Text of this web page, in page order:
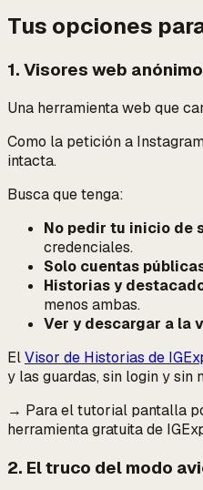
Tus opciones
1. Visores web
Una herramienta web que
Como la petición a
intacta.
Busca que tenga:
No pedir tu inicio de
credenciales.
Solo cuentas
Historias y
menos ambas.
Ver y descargar a la
ElVisor de Historias de
y las guardas, sin login y sin
→ Para el tutorial pantalla
herramienta gratuita de
2. El truco del modo